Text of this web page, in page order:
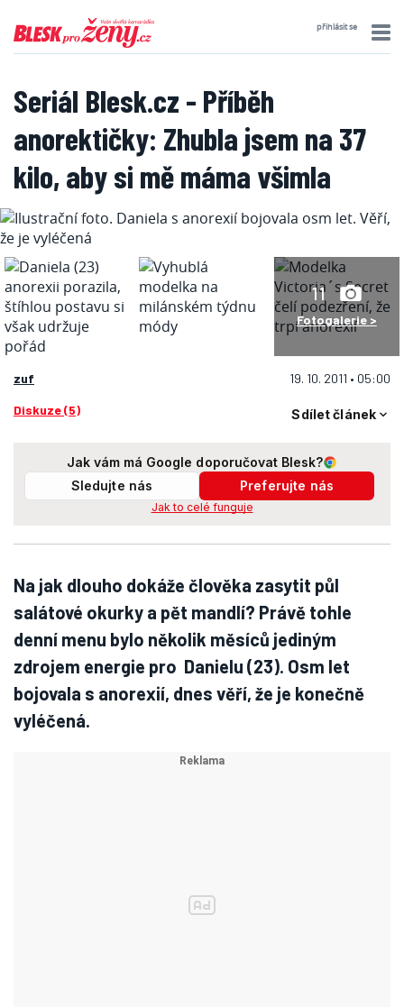
přihlásit se
Seriál Blesk.cz - Příběh
anorektičky: Zhubla jsem na 37
kilo, aby si mě máma všimla
11
Fotogalerie >
zuf 19. 10. 2011 • 05:00
Diskuze (5) Sdílet článek
Jak vám má Google doporučovat Blesk?
Sledujte nás
Preferujte nás
Jak to celé funguje
Na jak dlouho dokáže člověka zasytit půl
salátové okurky a pět mandlí? Právě tohle
denní menu bylo několik měsíců jediným
zdrojem energie pro Danielu (23). Osm let
bojovala s anorexií, dnes věří, že je konečně
vyléčená.